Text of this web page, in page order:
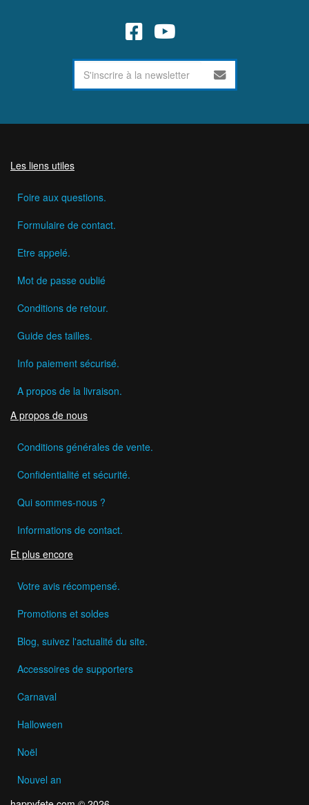
Les liens utiles
Foire aux questions.
Formulaire de contact.
Etre appelé.
Mot de passe oublié
Conditions de retour.
Guide des tailles.
Info paiement sécurisé.
A propos de la livraison.
A propos de nous
Conditions générales de vente.
Confidentialité et sécurité.
Qui sommes-nous ?
Informations de contact.
Et plus encore
Votre avis récompensé.
Promotions et soldes
Blog, suivez l'actualité du site.
Accessoires de supporters
Carnaval
Halloween
Noël
Nouvel an